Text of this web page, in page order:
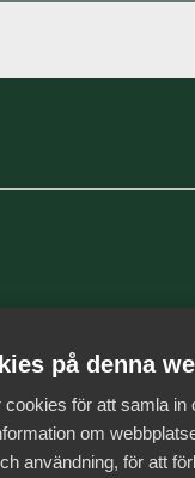
för
på denna
cookies för att samla in
om
användning, för att